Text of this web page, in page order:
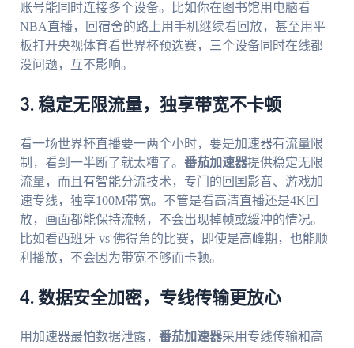
账号能同时连接多个设备。比如你在图书馆用电脑看
NBA直播，回宿舍的路上用手机继续看回放，甚至用平
板打开央视体育看世界杯预选赛，三个设备同时在线都
没问题，互不影响。
3. 稳定无限流量，独享带宽不卡顿
看一场世界杯直播要一两个小时，要是加速器有流量限
制，看到一半断了就太糟了。 番茄加速器提供稳定无限
流量，而且有智能分流技术，专门的回国影音、游戏加
速专线，独享100M带宽。不管是看高清直播还是4K回
放，画面都能保持流畅，不会出现掉帧或缓冲的情况。
比如看西班牙 vs 佛得角的比赛，即使是高峰期，也能顺
利播放，不会因为带宽不够而卡顿。
4. 数据安全加密，专线传输更放心
用加速器最怕数据泄露， 番茄加速器采用专线传输和高